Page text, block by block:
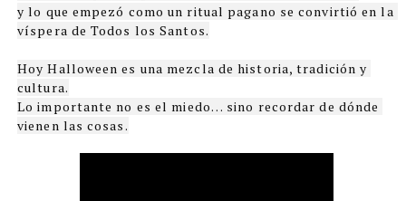
y lo que empezó como un ritual pagano se convirtió en la
víspera de Todos los Santos.
Hoy Halloween es una mezcla de historia, tradición y
cultura.
Lo importante no es el miedo… sino recordar de dónde
vienen las cosas.